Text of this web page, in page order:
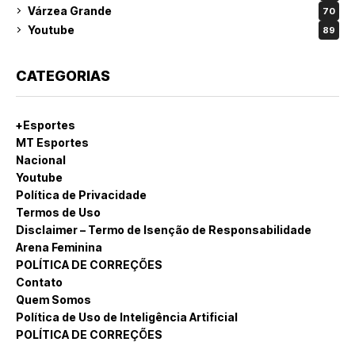
Várzea Grande 70
Youtube 89
CATEGORIAS
+Esportes
MT Esportes
Nacional
Youtube
Política de Privacidade
Termos de Uso
Disclaimer – Termo de Isenção de Responsabilidade
Arena Feminina
POLÍTICA DE CORREÇÕES
Contato
Quem Somos
Política de Uso de Inteligência Artificial
POLÍTICA DE CORREÇÕES